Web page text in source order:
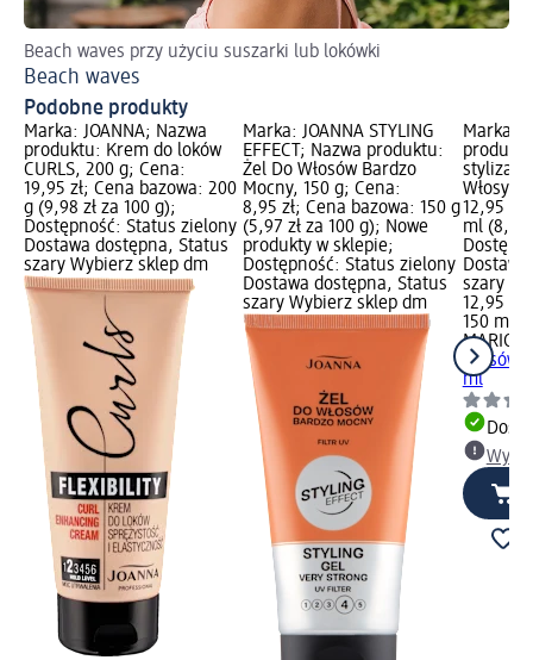
Beach waves przy użyciu suszarki lub lokówki
Beach waves
Podobne produkty
Marka: JOANNA; Nazwa
produktu: Krem do loków
CURLS, 200 g; Cena:
19,95 zł; Cena bazowa: 200
g (9,98 zł za 100 g);
Dostępność: Status zielony
Dostawa dostępna, Status
szary Wybierz sklep dm
Marka: JOANNA STYLING
EFFECT; Nazwa produktu:
Żel Do Włosów Bardzo
Mocny, 150 g; Cena:
8,95 zł; Cena bazowa: 150 g
(5,97 zł za 100 g); Nowe
produkty w sklepie;
Dostępność: Status zielony
Dostawa dostępna, Status
szary Wybierz sklep dm
Marka:
stylizacji
Włosy,
12,95
ml (8,63
szary
12,95 zł
150 ml
MARION
włosów
ml